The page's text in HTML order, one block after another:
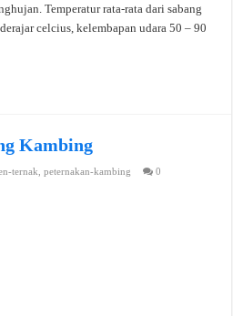
Temperatur rata-rata dari sabang
celcius, kelembapan udara 50 – 90
Kambing
ternak ,peternakan-kambing 0